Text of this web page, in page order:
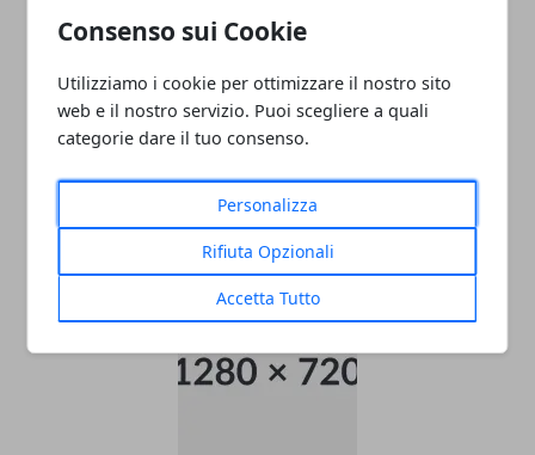
Consenso sui Cookie
Utilizziamo i cookie per ottimizzare il nostro sito
web e il nostro servizio. Puoi scegliere a quali
categorie dare il tuo consenso.
Personalizza
Rifiuta Opzionali
Accetta Tutto